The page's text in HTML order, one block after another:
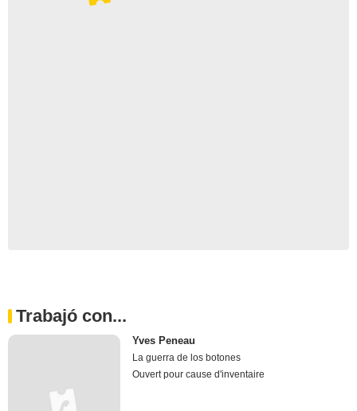
Trabajó con...
Yves Peneau
La guerra de los botones
Ouvert pour cause d'inventaire